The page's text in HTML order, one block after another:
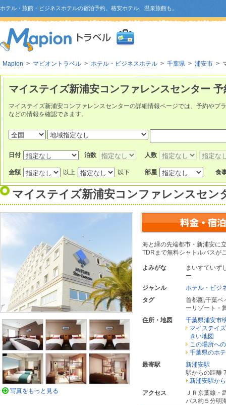
ホテル・旅館・ビジネスホテルの宿泊予約。格安ホテル、温泉旅館も。
Mapion > マピオントラベル > ホテル・ビジネスホテル > 千葉県 > 浦安市 >
マイステイズ新浦安コンファレンスセンター 予
マイステイズ新浦安コンファレンスセンターの詳細情報ページでは、予約やプ
などの情報を確認できます。
日付 泊数 人数
金額 以上 以下 部屋 食
マイステイズ新浦安コンファレンスセン
海と緑の先端都市・新浦安に
TDRまで無料シャトルバスが
よみがな
まいすていず
ー
ジャンル
ホテル・ビジ
タグ
首都圏 ,千葉ベ
ーリゾート・
住所・地図
千葉県浦安市
マイステイ
きい地図
この場所へ
千葉県のホ
最寄駅
新浦安駅
駅からの距離
新浦安駅か
アクセス
ＪＲ京葉線・
バス約５分明
写真をもっと見る